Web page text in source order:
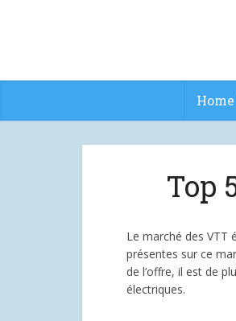
Top
Le marché des VTT
présentes sur ce
de l’offre, il est de
électriques.